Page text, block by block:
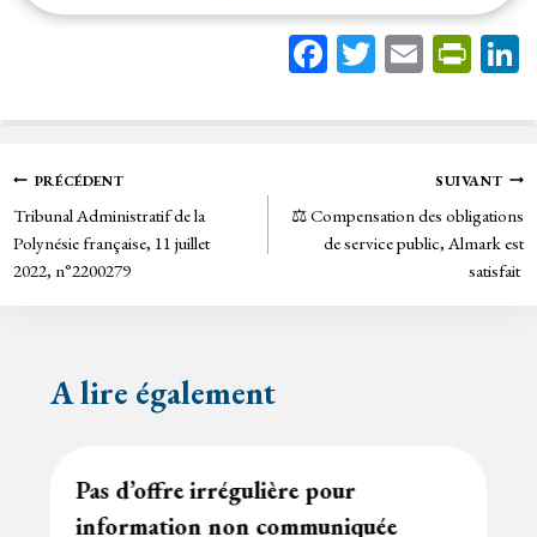
Fa
bo
T
tt
E
ail
Pr
tF
rie
n
dl
y
Navigation
de
l’article
PRÉCÉDENT
Tribunal Administratif de la
Polynésie française, 11 juillet
2022, n°2200279
SUIVANT
⚖️ Compensation des obligations
de service public, Almark est
satisfait
A lire également
Pas d’offre irrégulière pour
information non communiquée